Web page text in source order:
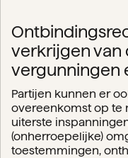
verkrijgen van
vergunningen
Partijen kunnen er
overeenkomst op te
uiterste
(onherroepelijke)
toestemmingen,